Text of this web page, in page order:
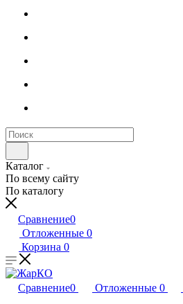
Каталог
По всему сайту
По каталогу
Сравнение0
Отложенные 0
Корзина 0
Сравнение0 Отложенные 0